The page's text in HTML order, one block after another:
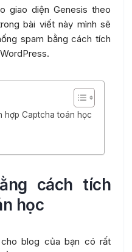
giao diện Genesis theo
bài viết này mình sẽ
spam bằng cách tích
hợp Captcha toán học
cách tích
học
blog của bạn có rất